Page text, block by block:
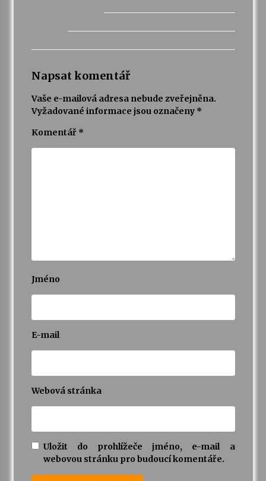
Napsat komentář
Vaše e-mailová adresa nebude zveřejněna.
Vyžadované informace jsou označeny *
Komentář *
Jméno
E-mail
Webová stránka
Uložit do prohlížeče jméno, e-mail a
webovou stránku pro budoucí komentáře.